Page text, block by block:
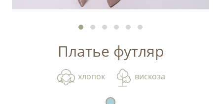
Платье футляр
хлопок вискоза